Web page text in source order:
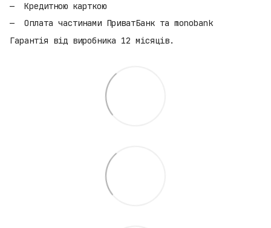
Кредитною карткою
Оплата частинами ПриватБанк та monobank
Гарантія від виробника 12 місяців.